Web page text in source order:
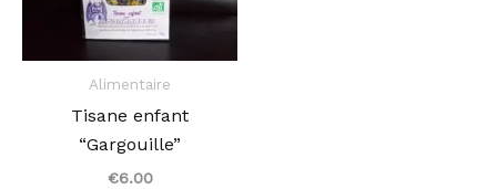
Alimentaire
Tisane enfant
“Gargouille”
€6.00